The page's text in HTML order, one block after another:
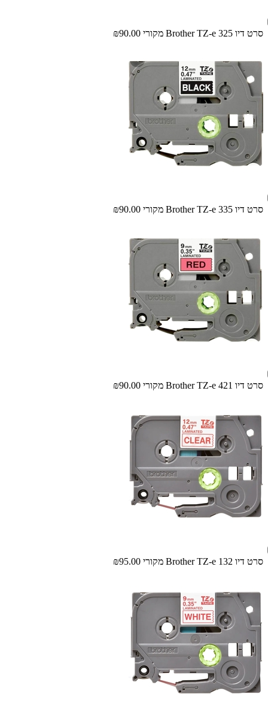
‏סרט דיו Brother TZ-e 325 מקורי ₪90.00
‏סרט דיו Brother TZ-e 335 מקורי ₪90.00
‏סרט דיו Brother TZ-e 421 מקורי ₪90.00
‏סרט דיו Brother TZ-e 132 מקורי ₪95.00